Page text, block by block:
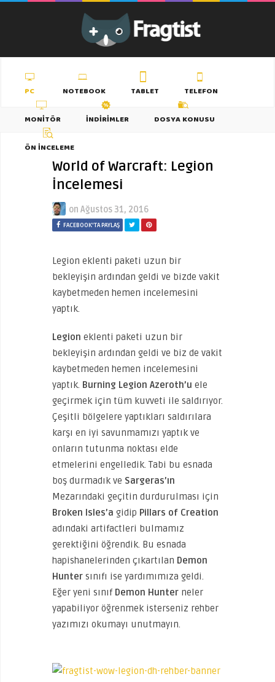
PC NOTEBOOK TABLET
TELEFON
MONITÖR
İNDIRIMLER
DOSYA KONUSU
ÖN İNCELEME
World of Warcraft: Legion
İncelemesi
on Ağustos 31, 2016
FACEBOOK'TA PAYLAŞ
Legion eklenti paketi uzun bir
bekleyişin ardından geldi ve bizde vakit
kaybetmeden hemen incelemesini
yaptık.
Legion eklenti paketi uzun bir
bekleyişin ardından geldi ve biz de vakit
kaybetmeden hemen incelemesini
yaptık. Burning Legion Azeroth’u ele
geçirmek için tüm kuvveti ile saldırıyor.
Çeşitli bölgelere yaptıkları saldırılara
karşı en iyi savunmamızı yaptık ve
onların tutunma noktası elde
etmelerini engelledik. Tabi bu esnada
boş durmadık ve Sargeras’ın
Mezarındaki geçitin durdurulması için
Broken Isles’a gidip Pillars of Creation
adındaki artifactleri bulmamız
gerektiğini öğrendik. Bu esnada
hapishanelerinden çıkartılan Demon
Hunter sınıfı ise yardımımıza geldi.
Eğer yeni sınıf Demon Hunter neler
yapabiliyor öğrenmek isterseniz rehber
yazımızı okumayı unutmayın.